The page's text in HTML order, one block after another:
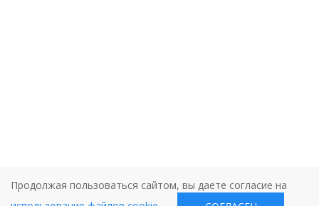
Продолжая пользоваться сайтом, вы даете согласие на